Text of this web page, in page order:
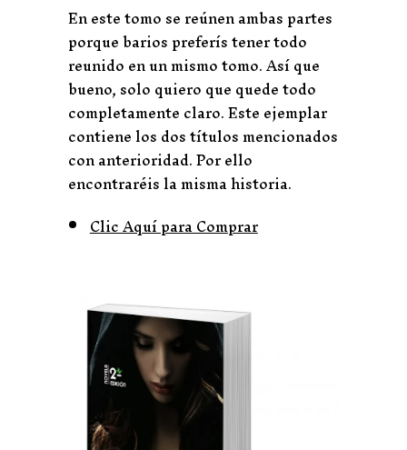
En este tomo se reúnen ambas partes
porque barios preferís tener todo
reunido en un mismo tomo. Así que
bueno, solo quiero que quede todo
completamente claro. Este ejemplar
contiene los dos títulos mencionados
con anterioridad. Por ello
encontraréis la misma historia.
Clic Aquí para Comprar